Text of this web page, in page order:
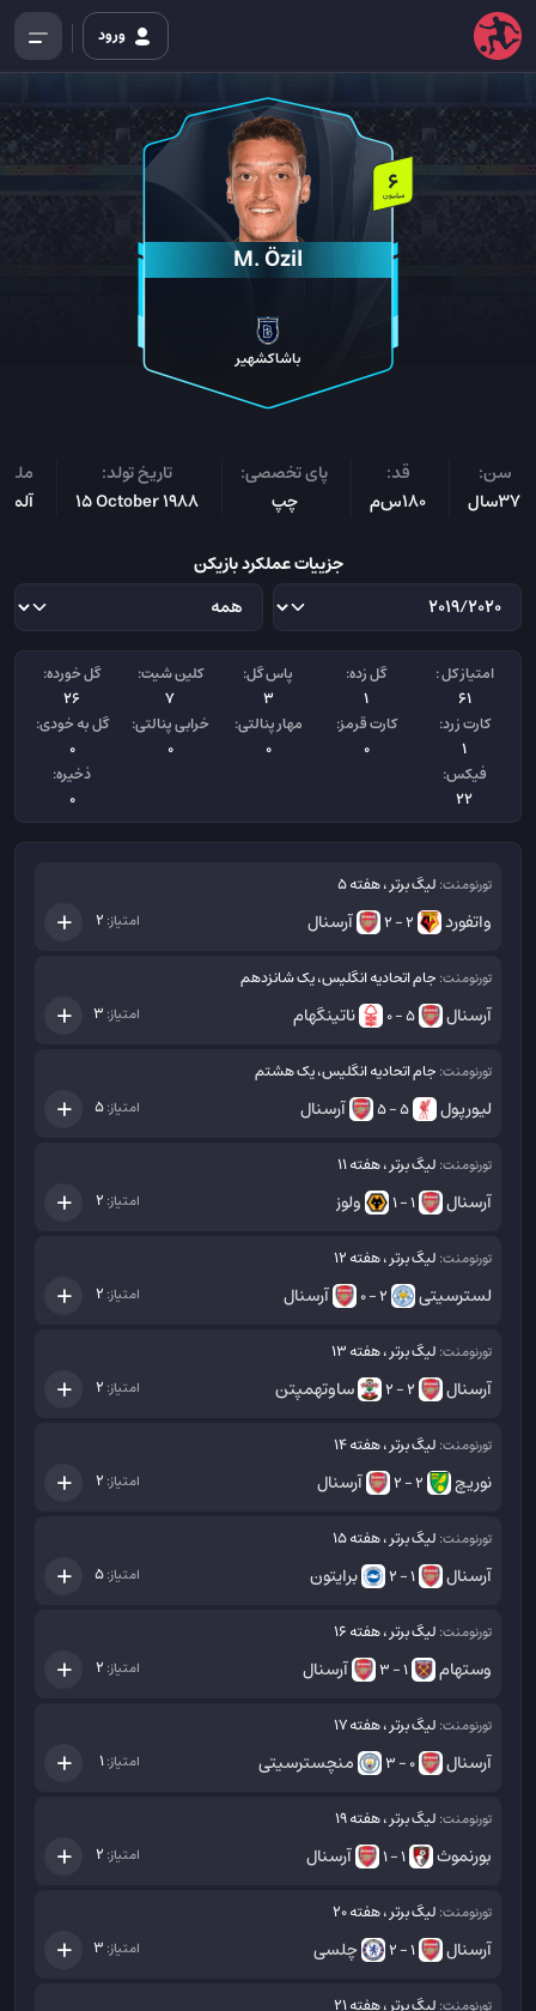
ورود
M. Özil
6
میلیون
باشاکشهیر
سن:
37سال
قد:
180س‌م
پای تخصصی:
چپ
تاریخ تولد:
15 October 1988
جزییات عملکرد بازیکن
امتیاز کل :
61
گل زده:
1
پاس گل:
3
کلین شیت:
7
گل خورده:
26
کارت زرد:
1
کارت قرمز:
0
مهار پنالتی:
0
خرابی پنالتی:
0
گل به خودی:
0
فیکس:
22
ذخیره:
0
تورنومنت: لیگ برتر ، هفته 5
واتفورد 2 - 2 آرسنال امتیاز: 2
تورنومنت: جام اتحادیه انگلیس، یک شانزدهم
آرسنال 5 - 0 ناتینگهام امتیاز: 3
تورنومنت: جام اتحادیه انگلیس، یک هشتم
لیورپول 5 - 5 آرسنال امتیاز:5
تورنومنت: لیگ برتر ، هفته 11
آرسنال 1 - 1 ولوز امتیاز: 2
تورنومنت: لیگ برتر ، هفته 12
لسترسیتی 2 - 0 آرسنال امتیاز: 2
تورنومنت: لیگ برتر ، هفته 13
آرسنال 2 - 2 ساوتهمپتن امتیاز: 2
تورنومنت: لیگ برتر ، هفته 14
نوریچ 2 - 2 آرسنال امتیاز: 2
تورنومنت: لیگ برتر ، هفته 15
آرسنال 1 - 2 برایتون امتیاز:5
تورنومنت: لیگ برتر ، هفته 16
وستهام 1 - 3 آرسنال امتیاز: 2
تورنومنت: لیگ برتر ، هفته 17
آرسنال 0 - 3 منچسترسیتی امتیاز:1
تورنومنت: لیگ برتر ، هفته 19
بورنموث 1 - 1 آرسنال امتیاز: 2
تورنومنت: لیگ برتر ، هفته 20
آرسنال 1 - 2 چلسی امتیاز: 3
تورنومنت: لیگ برتر ، هفته 21